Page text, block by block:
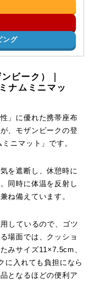
ング
ビーク）｜
ナムミニマッ
」に優れた携帯座布
、モザンビークの登
ニマット」です。
を遮断し、休憩時に
同時に体温を反射し
ね備えています。
しているので、ゴツ
場面では、クッショ
みサイズ11×7.5cm、
に入れても負担になら
となるほどの便利ア